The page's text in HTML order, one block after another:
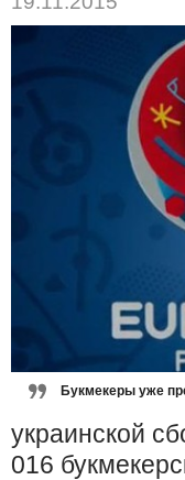
Букмекеры уже
украинской
016